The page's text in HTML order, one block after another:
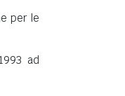
per le
ad